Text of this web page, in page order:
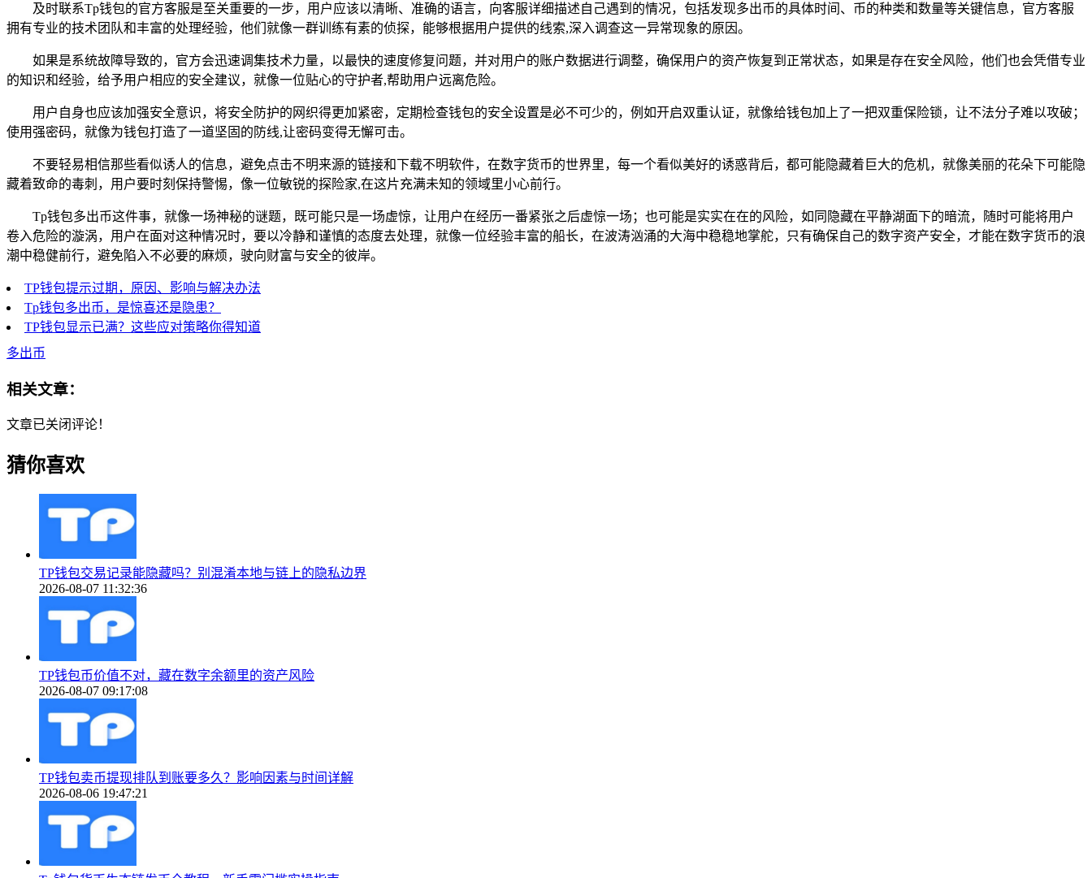
及时联系Tp钱包的官方客服是至关重要的一步，用户应该以清晰、准确的语言，向客服详细描述自己遇到的情况，包括发现多出币的具体时间、币的种类和数量等关键信息，官方客服
拥有专业的技术团队和丰富的处理经验，他们就像一群训练有素的侦探，能够根据用户提供的线索,深入调查这一异常现象的原因。
如果是系统故障导致的，官方会迅速调集技术力量，以最快的速度修复问题，并对用户的账户数据进行调整，确保用户的资产恢复到正常状态，如果是存在安全风险，他们也会凭借专业
的知识和经验，给予用户相应的安全建议，就像一位贴心的守护者,帮助用户远离危险。
用户自身也应该加强安全意识，将安全防护的网织得更加紧密，定期检查钱包的安全设置是必不可少的，例如开启双重认证，就像给钱包加上了一把双重保险锁，让不法分子难以攻破；
使用强密码，就像为钱包打造了一道坚固的防线,让密码变得无懈可击。
不要轻易相信那些看似诱人的信息，避免点击不明来源的链接和下载不明软件，在数字货币的世界里，每一个看似美好的诱惑背后，都可能隐藏着巨大的危机，就像美丽的花朵下可能隐
藏着致命的毒刺，用户要时刻保持警惕，像一位敏锐的探险家,在这片充满未知的领域里小心前行。
Tp钱包多出币这件事，就像一场神秘的谜题，既可能只是一场虚惊，让用户在经历一番紧张之后虚惊一场；也可能是实实在在的风险，如同隐藏在平静湖面下的暗流，随时可能将用户
卷入危险的漩涡，用户在面对这种情况时，要以冷静和谨慎的态度去处理，就像一位经验丰富的船长，在波涛汹涌的大海中稳稳地掌舵，只有确保自己的数字资产安全，才能在数字货币的浪
潮中稳健前行，避免陷入不必要的麻烦，驶向财富与安全的彼岸。
TP钱包提示过期，原因、影响与解决办法
Tp钱包多出币，是惊喜还是隐患？
TP钱包显示已满？这些应对策略你得知道
多出币
相关文章：
文章已关闭评论！
猜你喜欢
TP钱包交易记录能隐藏吗？别混淆本地与链上的隐私边界
2026-08-07 11:32:36
TP钱包币价值不对，藏在数字余额里的资产风险
2026-08-07 09:17:08
TP钱包卖币提现排队到账要多久？影响因素与时间详解
2026-08-06 19:47:21